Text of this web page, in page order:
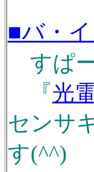
■バ・
すぱ
『光
センサ
す(^^)